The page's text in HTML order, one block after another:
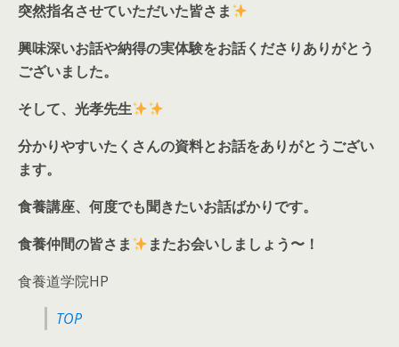
突然指名させていただいた皆さま
興味深いお話や納得の実体験をお話くださりありがとう
ございました。
そして、光孝先生
分かりやすいたくさんの資料とお話をありがとうござい
ます。
食養講座、何度でも聞きたいお話ばかりです。
食養仲間の皆さま
またお会いしましょう〜！
食養道学院HP
TOP